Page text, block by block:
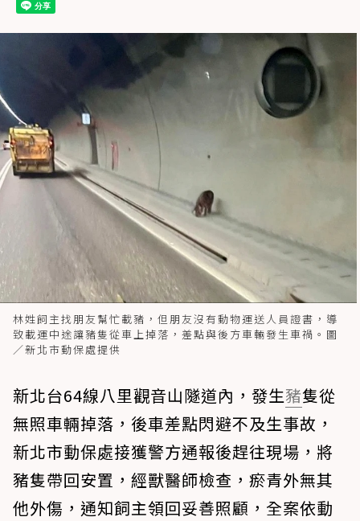
林姓飼主找朋友幫忙載豬，但朋友沒有動物運送人員證書，導
致載運中途讓豬隻從車上掉落，差點與後方車輛發生車禍。圖
／新北市動保處提供
新北台64線八里觀音山隧道內，發生豬隻從
無照車輛掉落，後車差點閃避不及生事故，
新北市動保處接獲警方通報後趕往現場，將
豬隻帶回安置，經獸醫師檢查，瘀青外無其
他外傷，通知飼主領回妥善照顧，全案依動